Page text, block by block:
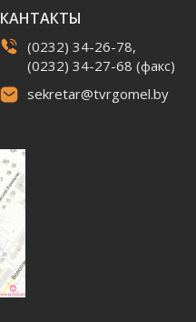
КАНТАКТЫ
(0232) 34-26-78,
(0232) 34-27-68 (факс)
sekretar@tvrgomel.by